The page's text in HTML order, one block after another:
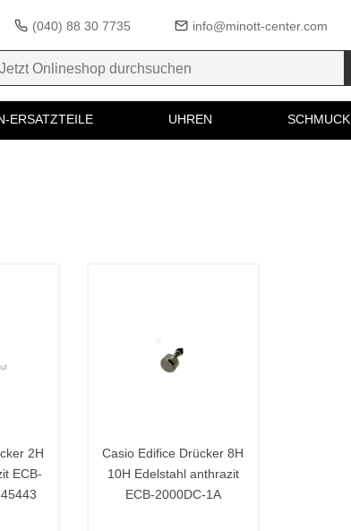
(040) 88 30 7735 info@minott-center.com
ERSATZTEILE UHREN SCHMUCK
2H
ECB-
Casio Edifice Drücker 8H
10H Edelstahl anthrazit
ECB-2000DC-1A